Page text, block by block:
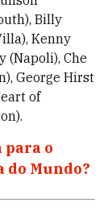
Billy
Kenny
(Napoli), Che
George Hirst
of
para o
do Mundo?